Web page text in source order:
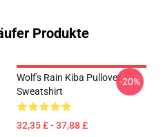
Produkte
Wolf's Rain Kiba Pullover
Sweatshirt
32,35 £ - 37,88 £
-20%